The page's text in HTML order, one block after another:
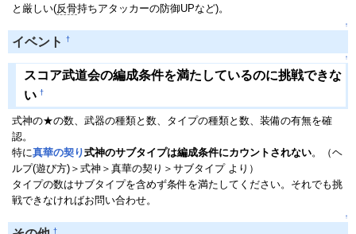
と厳しい(反骨持ちアタッカーの防御UPなど)。
↑
イベント †
↑
スコア武道会の編成条件を満たしているのに挑戦できな
い †
式神の★の数、武器の種類と数、タイプの種類と数、装備の有無を確
認。
特に真華の契り式神のサブタイプは編成条件にカウントされない。（ヘ
ルプ(遊び方)＞式神＞真華の契り＞サブタイプ より）
タイプの数はサブタイプを含めず条件を満たしてください。それでも挑
戦できなければお問い合わせ。
↑
†